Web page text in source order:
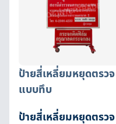
ป้ายสี่เหลี่ยมหยุดตรวจ
แบบทึบ
ป้ายสี่เหลี่ยมหยุดตรวจ